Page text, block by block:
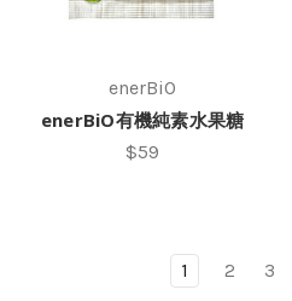
enerBiO
enerBiO有機純素水果糖
$59
1 2 3